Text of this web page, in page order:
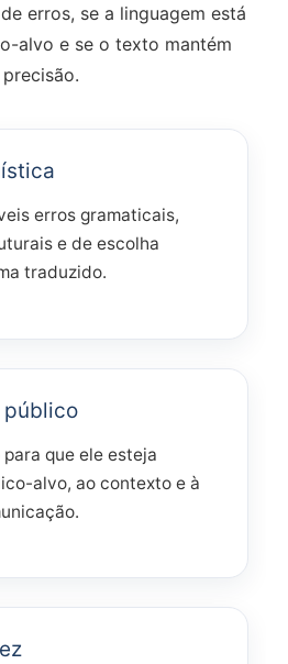
erros, se a linguagem está
alvo e se o texto mantém
erros gramaticais,
e de escolha
traduzido.
público
que ele esteja
alvo, ao contexto e à